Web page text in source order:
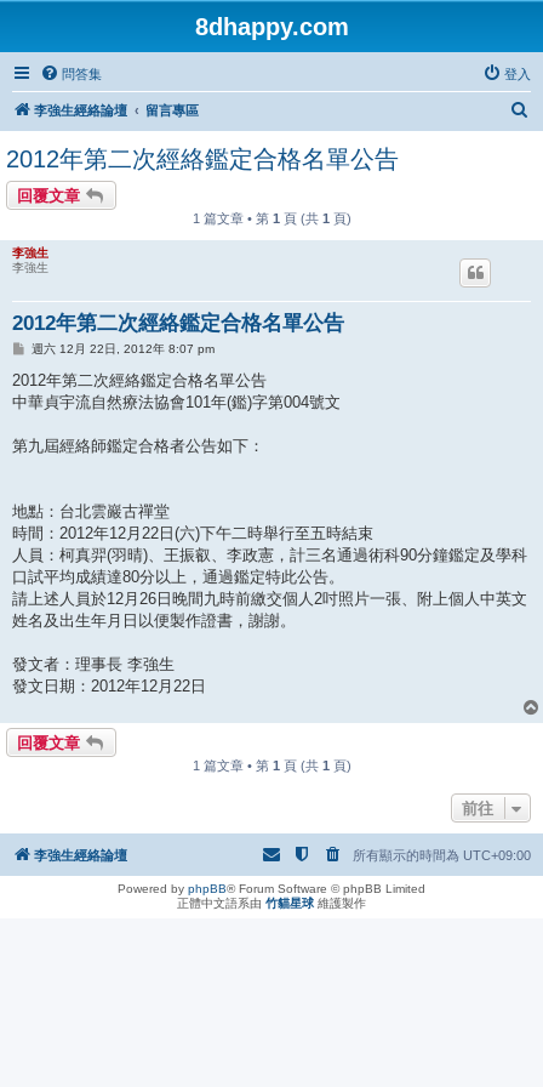
8dhappy.com
問答集 登入
李強生經絡論壇 留言專區
2012年第二次經絡鑑定合格名單公告
回覆文章
1 篇文章 • 第 1 頁 (共 1 頁)
李強生
李強生
2012年第二次經絡鑑定合格名單公告
文
週六 12月 22日, 2012年 8:07 pm
2012年第二次經絡鑑定合格名單公告
中華貞宇流自然療法協會101年(鑑)字第004號文
第九屆經絡師鑑定合格者公告如下：
地點：台北雲巖古禪堂
時間：2012年12月22日(六)下午二時舉行至五時結束
人員：柯真羿(羽晴)、王振叡、李政憲，計三名通過術科90分鐘鑑定及學科
口試平均成績達80分以上，通過鑑定特此公告。
請上述人員於12月26日晚間九時前繳交個人2吋照片一張、附上個人中英文
姓名及出生年月日以便製作證書，謝謝。
發文者：理事長 李強生
發文日期：2012年12月22日
回覆文章
1 篇文章 • 第 1 頁 (共 1 頁)
前往
李強生經絡論壇 所有顯示的時間為 UTC+09:00
Powered by phpBB® Forum Software © phpBB Limited
正體中文語系由 竹貓星球 維護製作